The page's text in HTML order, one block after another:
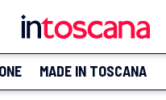
MADE IN TOSCANA